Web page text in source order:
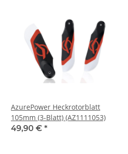
AzurePower Heckrotorblatt
105mm (3-Blatt) (AZ1111053)
49,90 € *